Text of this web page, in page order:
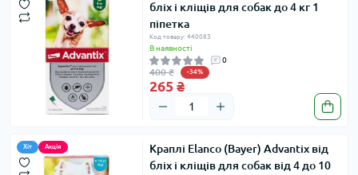
бліх і кліщів для собак до 4 кг 1
піпетка
Код товару: 440083
В наявності
0
400 ₴ -34%
265 ₴
Хіт Акція
Краплі Elanco (Bayer) Advantix від
бліх і кліщів для собак від 4 до 10